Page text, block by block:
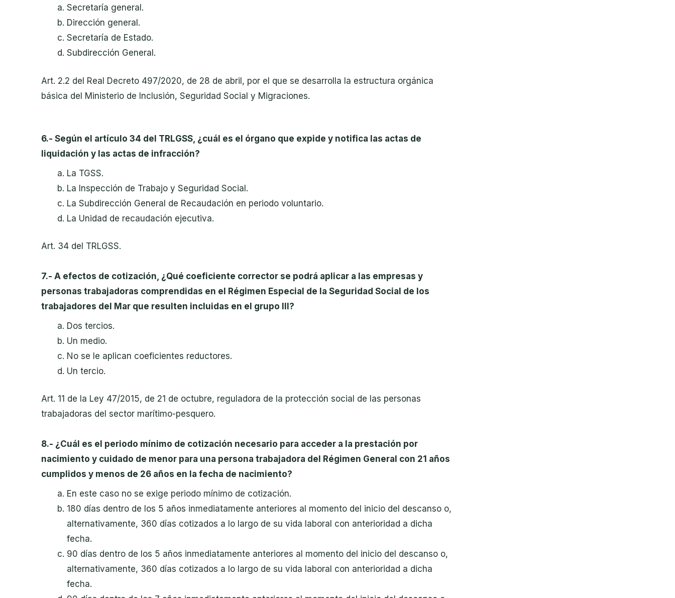
Secretaría general.
Dirección general.
Secretaría de Estado.
Subdirección General.
Art. 2.2 del Real Decreto 497/2020, de 28 de abril, por el que se desarrolla la estructura orgánica
básica del Ministerio de Inclusión, Seguridad Social y Migraciones.
6.- Según el artículo 34 del TRLGSS, ¿cuál es el órgano que expide y notifica las actas de
liquidación y las actas de infracción?
La TGSS.
La Inspección de Trabajo y Seguridad Social.
La Subdirección General de Recaudación en periodo voluntario.
La Unidad de recaudación ejecutiva.
Art. 34 del TRLGSS.
7.- A efectos de cotización, ¿Qué coeficiente corrector se podrá aplicar a las empresas y
personas trabajadoras comprendidas en el Régimen Especial de la Seguridad Social de los
trabajadores del Mar que resulten incluidas en el grupo III?
Dos tercios.
Un medio.
No se le aplican coeficientes reductores.
Un tercio.
Art. 11 de la Ley 47/2015, de 21 de octubre, reguladora de la protección social de las personas
trabajadoras del sector marítimo-pesquero.
8.- ¿Cuál es el periodo mínimo de cotización necesario para acceder a la prestación por
nacimiento y cuidado de menor para una persona trabajadora del Régimen General con 21 años
cumplidos y menos de 26 años en la fecha de nacimiento?
En este caso no se exige periodo mínimo de cotización.
180 días dentro de los 5 años inmediatamente anteriores al momento del inicio del descanso o,
alternativamente, 360 días cotizados a lo largo de su vida laboral con anterioridad a dicha
fecha.
90 días dentro de los 5 años inmediatamente anteriores al momento del inicio del descanso o,
alternativamente, 360 días cotizados a lo largo de su vida laboral con anterioridad a dicha
fecha.